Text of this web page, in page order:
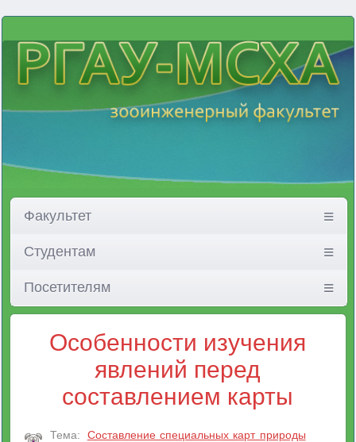
Факультет
Студентам
Посетителям
Особенности изучения
явлений перед
составлением карты
Тема: Составление специальных карт природы